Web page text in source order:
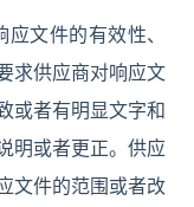
文件的有效性、
求供应商对响应文
或者有明显文字和
明或者更正。供应
文件的范围或者改